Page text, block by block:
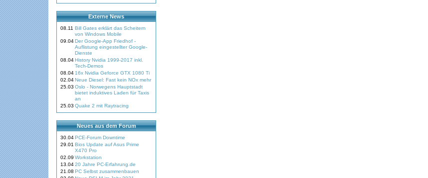
Externe News
08.11 Bill Gates erklärt das Scheitern
von Windows Mobile
09.04Der Google-App Friedhof -
Auflistung eingestellter Google-
Dienste
08.04History Nvidia 1999-2017 inkl.
Tech-Demos
08.04 16x Nvidia Geforce GTX 1080 Ti
02.04Neue Diesel: Fast kein NOx mehr
25.03 Oslo - Norwegens Hauptstadt
bietet induktives Laden für Taxis
an
25.03 Quake 2 mit Raytracing
Neues aus dem Forum
30.04PCE-Forum Downtime
29.01 Bios Update auf Asus Prime
X470 Pro
02.09 Workstation
13.0420 Jahre PC-Erfahrung.de
21.08 PC Selbst zusammenbauen